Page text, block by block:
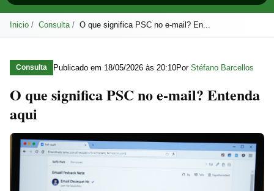
Inicio Consulta O que significa PSC no e-mail? En...
Consulta Publicado em 18/05/2026 às 20:10Por Stéfano Barcellos
O que significa PSC no e-mail? Entenda
aqui